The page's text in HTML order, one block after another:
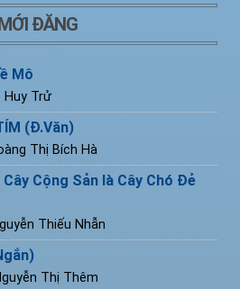
ĐĂNG
Mô
Huy Trử
(Đ.Văn)
Thị Bích Hà
Cộng Sản là Cây Chó Đẻ
Thiếu Nhẫn
Thị Thêm